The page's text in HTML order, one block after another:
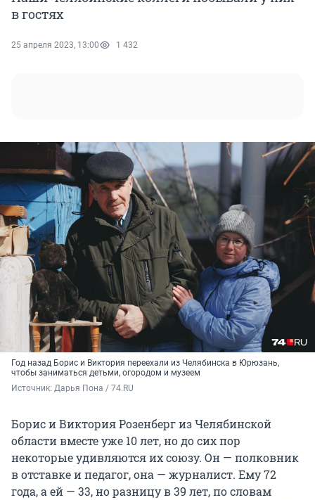
в гостях
25 апреля 2023, 13:00 1 432
Год назад Борис и Виктория переехали из Челябинска в Юрюзань,
чтобы заниматься детьми, огородом и музеем
Источник: Дарья Пона / 74.RU
Борис и Виктория Розенберг из Челябинской
области вместе уже 10 лет, но до сих пор
некоторые удивляются их союзу. Он — полковник
в отставке и педагог, она — журналист. Ему 72
года, а ей — 33, но разницу в 39 лет, по словам